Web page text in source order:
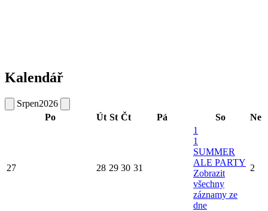
Kalendář
Srpen2026
Po
Út St Čt Pá So Ne
27 28 29 30 31
1
1
SUMMER
ALE PARTY
Zobrazit
všechny
záznamy ze
dne
2